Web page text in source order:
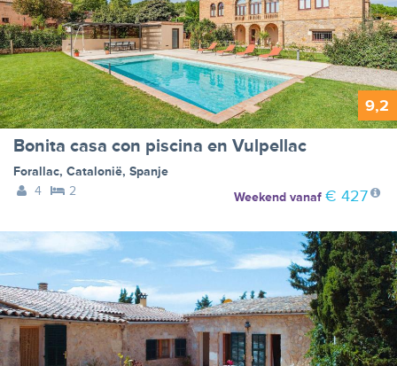
9,2
Bonita casa con piscina en Vulpellac
Forallac, Catalonië, Spanje
4
2 Weekendvanaf € 427